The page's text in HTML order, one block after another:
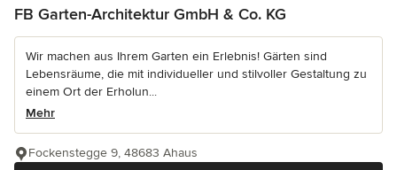
FB Garten-Architektur GmbH & Co. KG
Wir machen aus Ihrem Garten ein Erlebnis! Gärten sind
Lebensräume, die mit individueller und stilvoller Gestaltung zu
einem Ort der Erholun...
Mehr
Fockenstegge 9, 48683 Ahaus